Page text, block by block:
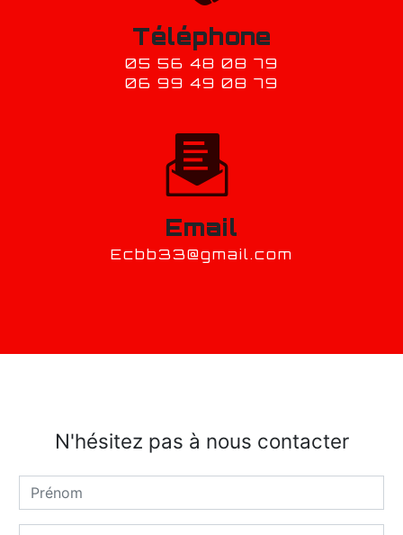
Téléphone
05 56 48 08 79
06 99 49 08 79
Email
ecbb33@gmail.com
N'hésitez pas à nous contacter